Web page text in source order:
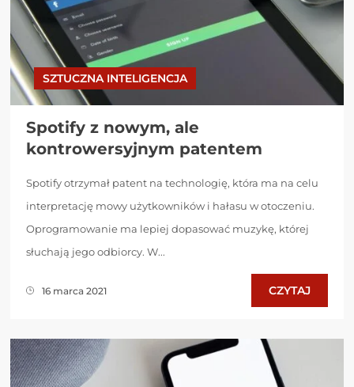
SZTUCZNA INTELIGENCJA
Spotify z nowym, ale
kontrowersyjnym patentem
Spotify otrzymał patent na technologię, która ma na celu
interpretację mowy użytkowników i hałasu w otoczeniu.
Oprogramowanie ma lepiej dopasować muzykę, której
słuchają jego odbiorcy. W...
16 marca 2021 CZYTAJ